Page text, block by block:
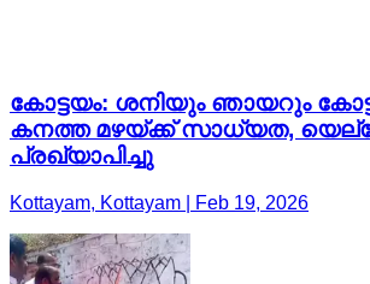
കോട്ടയം: ശനിയും ഞായറും
കനത്ത മഴയ്ക്ക് സാധ്യത,
പ്രഖ്യാപിച്ചു
Kottayam, Kottayam | Feb 19, 2026